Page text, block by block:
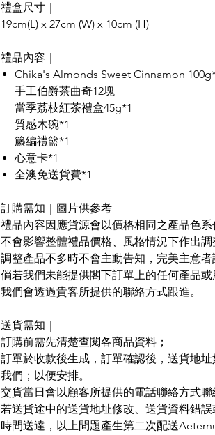
禮盒尺寸｜
19cm(L) x 27cm (W) x 10cm (H)
禮品內容｜
Chika's Almonds Sweet Cinnamon
手工伯爵茶曲奇12塊
當季荔枝紅茶禮盒45g*1
質感木碗*1
籐編禮籃*1
心意卡*1
全澳免送貨費*1
訂購需知｜圖片供參考
禮品內容因應貨源會以價格相同之產品色系
不會影響整體禮品價格、風格情況下作出調
調整產品不多時不會主動告知，完美主意者
倘若我們未能提供閣下訂單上的任何產品或
我們會透過貴客所提供的聯絡方式跟進。
送貨需知｜
訂購前需先清楚查閱各商品資料；
訂單於收款後生成，訂單確認後，送貨地
我們；以便安排。
交貨當日會以顧客所提供的電話聯絡方式聯
若送貨途中的送貨地址修改、送貨資料錯
時間送達，以上問題產生第二次配送